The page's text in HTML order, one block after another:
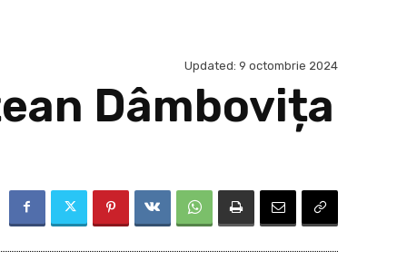
Updated: 9 octombrie 2024
Dâmbovița